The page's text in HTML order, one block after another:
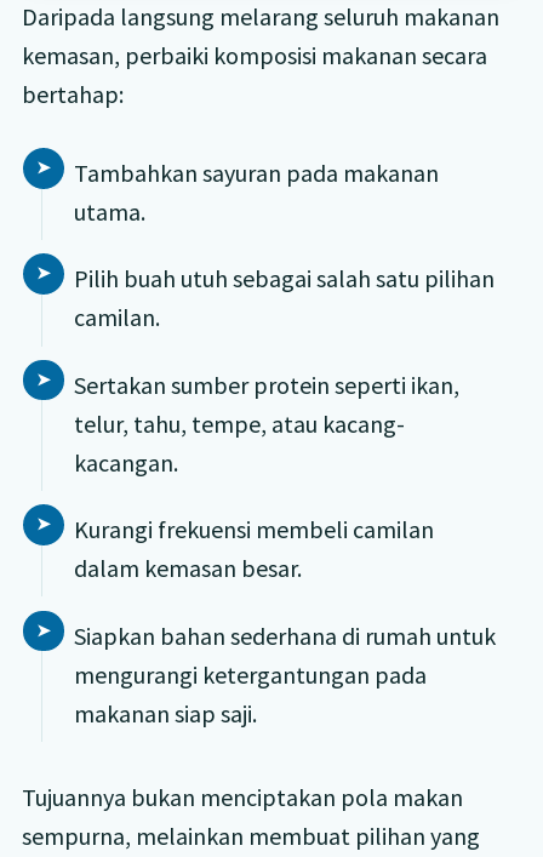
Daripada langsung melarang seluruh makanan
kemasan, perbaiki komposisi makanan secara
bertahap:
Tambahkan sayuran pada makanan
utama.
Pilih buah utuh sebagai salah satu pilihan
camilan.
Sertakan sumber protein seperti ikan,
telur, tahu, tempe, atau kacang-
kacangan.
Kurangi frekuensi membeli camilan
dalam kemasan besar.
Siapkan bahan sederhana di rumah untuk
mengurangi ketergantungan pada
makanan siap saji.
Tujuannya bukan menciptakan pola makan
sempurna, melainkan membuat pilihan yang